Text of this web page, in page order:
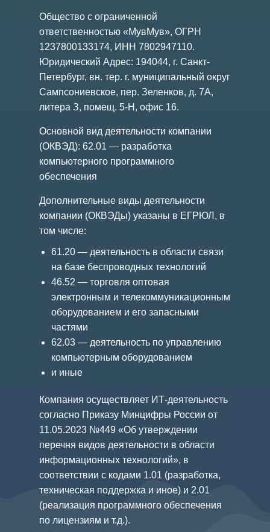
Общество с ограниченной
ответственностью «МувМув», ОГРН
1237800133174, ИНН 7802947110.
Юридический Адрес: 194044, г. Санкт-
Петербург, вн. тер. г. муниципальный округ
Сампсониевское, пер. Зеленков, д. 7А,
литера З, помещ. 5-Н, офис 16.
Основной вид деятельности компании
(ОКВЭД): 62.01 — разработка
компьютерного программного
обеспечения
Дополнительные виды деятельности
компании (ОКВЭДы) указаны в ЕГРЮЛ, в
том числе:
61.20 — деятельность в области связи
на базе беспроводных технологий
46.52 — торговля оптовая
электронным и телекоммуникационным
оборудованием и его запасными
частями
62.03 — деятельность по управлению
компьютерным оборудованием
и иные
Компания осуществляет ИТ-деятельность
согласно Приказу Минцифры России от
11.05.2023 №449 «Об утверждении
перечня видов деятельности в области
информационных технологий», в
соответствии с кодами 1.01 (разработка,
техническая поддержка и иное) и 2.01
(реализация программного обеспечения
по лицензиям и т.д.).